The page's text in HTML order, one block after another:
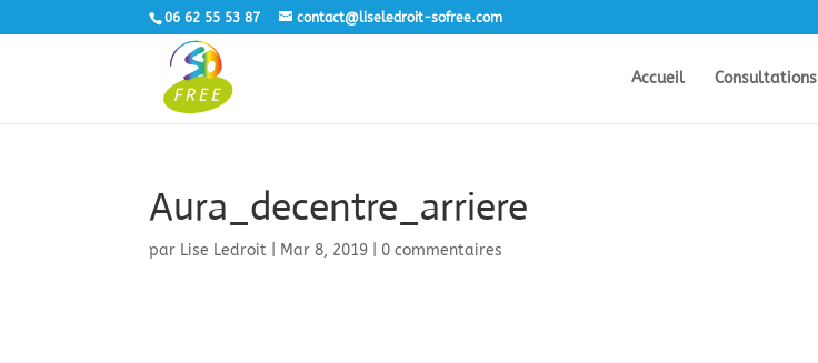
06 62 55 53 87 contact@liseledroit-sofree.com
Accueil Consultations
Aura_decentre_arriere
par Lise Ledroit Mar 8, 2019 0 commentaires